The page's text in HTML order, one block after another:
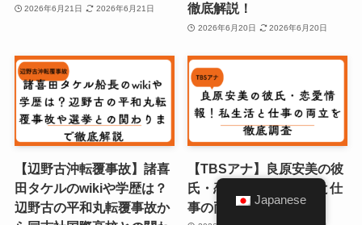
2026年6月21日 2026年6月21日
徹底解説！
2026年6月20日 2026年6月20日
【辺野古沖転覆事故】諸喜
田タケルのwikiや学歴は？
辺野古の平和丸転覆事故か
【TBSアナ】良原安美の彼
氏・恋愛情報！私生活と仕
事の両立を徹底調査
Japanese